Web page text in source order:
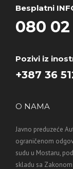
Besplatni
080
Pozivi iz
+387 36
O NAMA
Javno preduzeće
ograničenom
sudu u Mostaru,
skladu sa